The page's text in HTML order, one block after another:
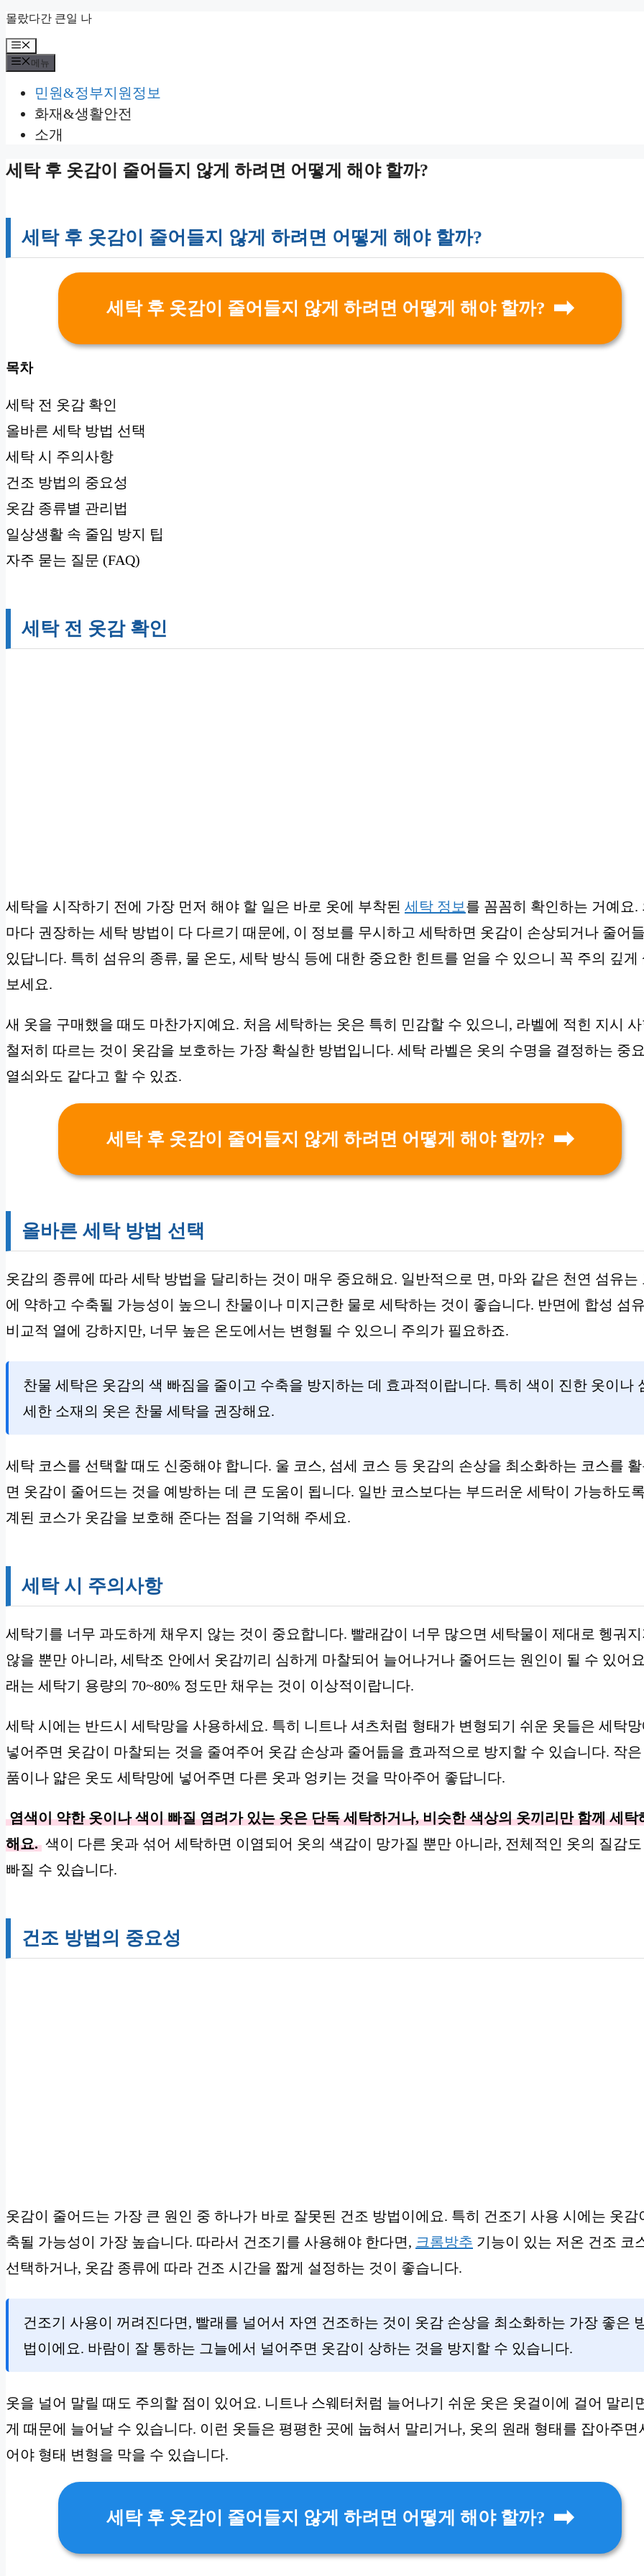
컨
츠
로
몰랐다간 큰일 나
메
뉴
메뉴
민원&정부지원정보
화재&생활안전
소개
세탁 후 옷감이 줄어들지 않게 하려면 어떻게 해야 할까?
세탁 후 옷감이 줄어들지 않게 하려면 어떻게 해야 할까?
세탁 후 옷감이 줄어들지 않게 하려면 어떻게 해야 할까?
목차
세탁 전 옷감 확인
올바른 세탁 방법 선택
세탁 시 주의사항
건조 방법의 중요성
옷감 종류별 관리법
일상생활 속 줄임 방지 팁
자주 묻는 질문 (FAQ)
세탁 전 옷감 확인
세탁을 시작하기 전에 가장 먼저 해야 할 일은 바로 옷에 부착된 세탁 정보를 꼼꼼히 확인하는 거예요.
마다 권장하는 세탁 방법이 다 다르기 때문에, 이 정보를 무시하고 세탁하면 옷감이 손상되거나 줄어
있답니다. 특히 섬유의 종류, 물 온도, 세탁 방식 등에 대한 중요한 힌트를 얻을 수 있으니 꼭 주의 깊게
보세요.
새 옷을 구매했을 때도 마찬가지예요. 처음 세탁하는 옷은 특히 민감할 수 있으니, 라벨에 적힌 지시
철저히 따르는 것이 옷감을 보호하는 가장 확실한 방법입니다. 세탁 라벨은 옷의 수명을 결정하는 중
열쇠와도 같다고 할 수 있죠.
세탁 후 옷감이 줄어들지 않게 하려면 어떻게 해야 할까?
올바른 세탁 방법 선택
옷감의 종류에 따라 세탁 방법을 달리하는 것이 매우 중요해요. 일반적으로 면, 마와 같은 천연 섬유는
에 약하고 수축될 가능성이 높으니 찬물이나 미지근한 물로 세탁하는 것이 좋습니다. 반면에 합성 섬
비교적 열에 강하지만, 너무 높은 온도에서는 변형될 수 있으니 주의가 필요하죠.
찬물 세탁은 옷감의 색 빠짐을 줄이고 수축을 방지하는 데 효과적이랍니다. 특히 색이 진한 옷이나
세한 소재의 옷은 찬물 세탁을 권장해요.
세탁 코스를 선택할 때도 신중해야 합니다. 울 코스, 섬세 코스 등 옷감의 손상을 최소화하는 코스를
면 옷감이 줄어드는 것을 예방하는 데 큰 도움이 됩니다. 일반 코스보다는 부드러운 세탁이 가능하도
계된 코스가 옷감을 보호해 준다는 점을 기억해 주세요.
세탁 시 주의사항
세탁기를 너무 과도하게 채우지 않는 것이 중요합니다. 빨래감이 너무 많으면 세탁물이 제대로 헹궈지
않을 뿐만 아니라, 세탁조 안에서 옷감끼리 심하게 마찰되어 늘어나거나 줄어드는 원인이 될 수 있어
래는 세탁기 용량의 70~80% 정도만 채우는 것이 이상적이랍니다.
세탁 시에는 반드시 세탁망을 사용하세요. 특히 니트나 셔츠처럼 형태가 변형되기 쉬운 옷들은 세탁망
넣어주면 옷감이 마찰되는 것을 줄여주어 옷감 손상과 줄어듦을 효과적으로 방지할 수 있습니다. 작은
품이나 얇은 옷도 세탁망에 넣어주면 다른 옷과 엉키는 것을 막아주어 좋답니다.
염색이 약한 옷이나 색이 빠질 염려가 있는 옷은 단독 세탁하거나, 비슷한 색상의 옷끼리만 함께 세탁
해요. 색이 다른 옷과 섞어 세탁하면 이염되어 옷의 색감이 망가질 뿐만 아니라, 전체적인 옷의 질감
빠질 수 있습니다.
건조 방법의 중요성
옷감이 줄어드는 가장 큰 원인 중 하나가 바로 잘못된 건조 방법이에요. 특히 건조기 사용 시에는 옷감
축될 가능성이 가장 높습니다. 따라서 건조기를 사용해야 한다면, 크롬방추 기능이 있는 저온 건조 코
선택하거나, 옷감 종류에 따라 건조 시간을 짧게 설정하는 것이 좋습니다.
건조기 사용이 꺼려진다면, 빨래를 널어서 자연 건조하는 것이 옷감 손상을 최소화하는 가장 좋은
법이에요. 바람이 잘 통하는 그늘에서 널어주면 옷감이 상하는 것을 방지할 수 있습니다.
옷을 널어 말릴 때도 주의할 점이 있어요. 니트나 스웨터처럼 늘어나기 쉬운 옷은 옷걸이에 걸어 말리
게 때문에 늘어날 수 있습니다. 이런 옷들은 평평한 곳에 눕혀서 말리거나, 옷의 원래 형태를 잡아주면
어야 형태 변형을 막을 수 있습니다.
세탁 후 옷감이 줄어들지 않게 하려면 어떻게 해야 할까?